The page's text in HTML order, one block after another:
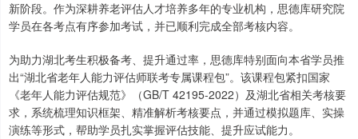
新阶段。作为深耕养老评估人才培养多年的专业机构，思德库研究院
学员在各考点有序参加考试，并已顺利完成全部考核内容。
为助力湖北考生积极备考、提升通过率，思德库特别面向本省学员推
出“湖北省老年人能力评估师联考专属课程包”。该课程包紧扣国家
《老年人能力评估规范》（GB/T 42195-2022）及湖北省相关考核要
求，系统梳理知识框架、精准解析考核要点，并通过模拟题库、实操
演练等形式，帮助学员扎实掌握评估技能、提升应试能力。